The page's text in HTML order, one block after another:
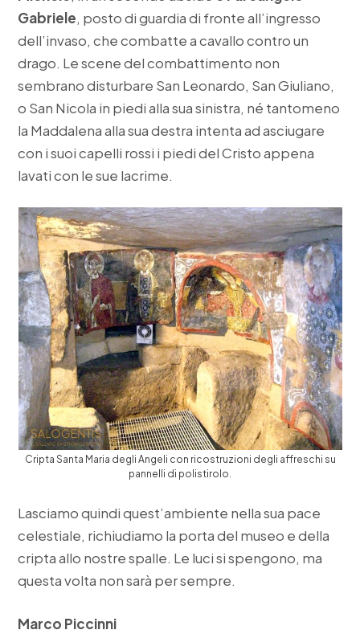
Gabriele, posto di guardia di fronte all’ingresso
dell’invaso, che combatte a cavallo contro un
drago. Le scene del combattimento non
sembrano disturbare San Leonardo, San Giuliano,
o San Nicola in piedi alla sua sinistra, né tantomeno
la Maddalena alla sua destra intenta ad asciugare
con i suoi capelli rossi i piedi del Cristo appena
lavati con le sue lacrime.
Cripta Santa Maria degli Angeli con ricostruzioni degli affreschi su
pannelli di polistirolo.
Lasciamo quindi quest’ambiente nella sua pace
celestiale, richiudiamo la porta del museo e della
cripta allo nostre spalle. Le luci si spengono, ma
questa volta non sarà per sempre.
Marco Piccinni